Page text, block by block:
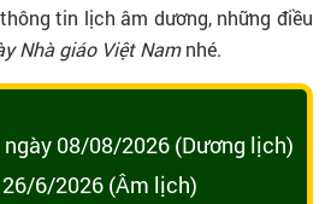
tin lịch âm dương, những điều
Nhà giáo Việt Namnhé.
ngày 08/08/2026 (Dương lịch)
6/2026 (Âm lịch)